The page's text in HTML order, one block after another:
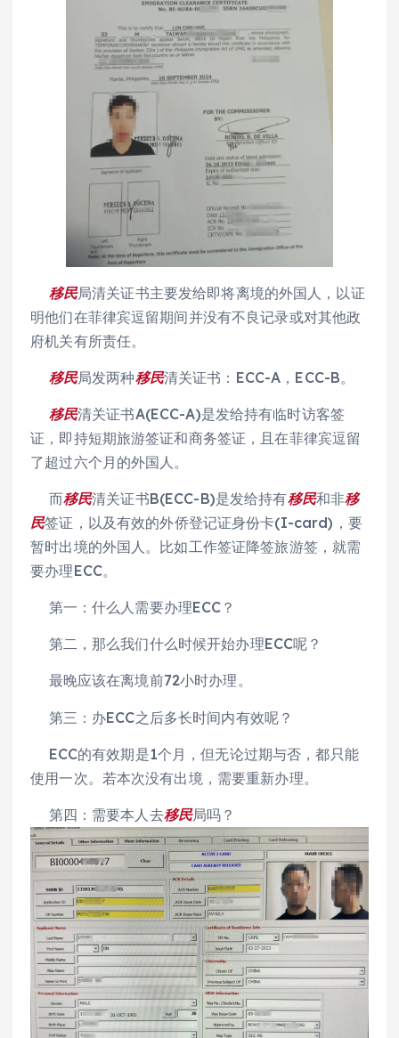
移民局清关证书主要发给即将离境的外国人，以证
明他们在菲律宾逗留期间并没有不良记录或对其他政
府机关有所责任。
移民局发两种移民清关证书：ECC-A，ECC-B。
移民清关证书A(ECC-A)是发给持有临时访客签
证，即持短期旅游签证和商务签证，且在菲律宾逗留
了超过六个月的外国人。
而移民清关证书B(ECC-B)是发给持有移民和非移
民签证，以及有效的外侨登记证身份卡(I-card)，要
暂时出境的外国人。比如工作签证降签旅游签，就需
要办理ECC。
第一：什么人需要办理ECC？
第二，那么我们什么时候开始办理ECC呢？
最晚应该在离境前72小时办理。
第三：办ECC之后多长时间内有效呢？
ECC的有效期是1个月，但无论过期与否，都只能
使用一次。若本次没有出境，需要重新办理。
第四：需要本人去移民局吗？